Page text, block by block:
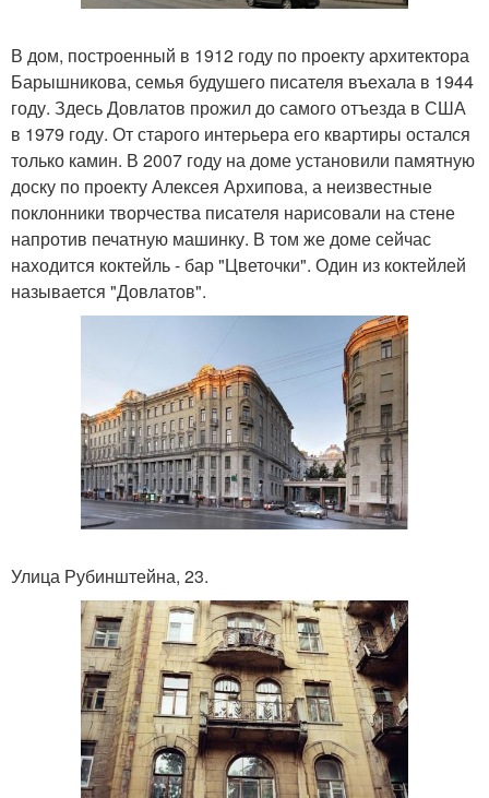
В дом, построенный в 1912 году по проекту архитектора
Барышникова, семья будушего писателя въехала в 1944
году. Здесь Довлатов прожил до самого отъезда в США
в 1979 году. От старого интерьера его квартиры остался
только камин. В 2007 году на доме установили памятную
доску по проекту Алексея Архипова, а неизвестные
поклонники творчества писателя нарисовали на стене
напротив печатную машинку. В том же доме сейчас
находится коктейль - бар "Цветочки". Один из коктейлей
называется "Довлатов".
Улица Рубинштейна, 23.